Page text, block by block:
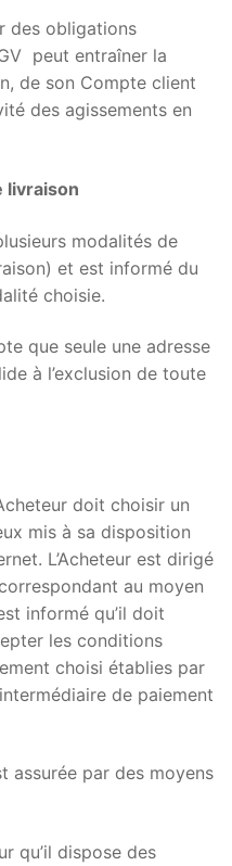
des obligations
peut entraîner la
de son Compte client
des agissements en
livraison
modalités de
et est informé du
choisie.
que seule une adresse
à l’exclusion de toute
doit choisir un
mis à sa disposition
L’Acheteur est dirigé
au moyen
informé qu’il doit
les conditions
choisi établies par
de paiement
assurée par des moyens
qu’il dispose des